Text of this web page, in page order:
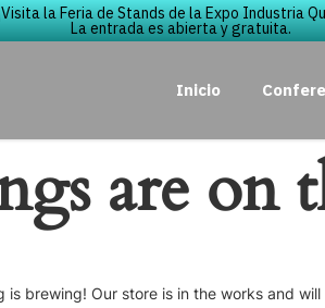
la Feria de Stands de la Expo Industria
La entrada es abierta y gratuita.
Inicio
are on
is brewing! Our store is in the works and